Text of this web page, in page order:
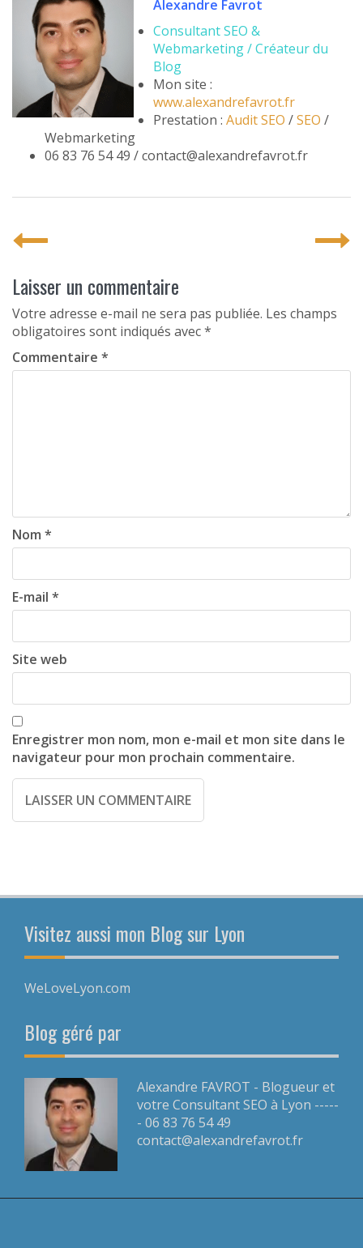
Alexandre Favrot
Consultant SEO &
Webmarketing / Créateur du
Blog
Mon site :
www.alexandrefavrot.fr
Prestation : Audit SEO /SEO /
Webmarketing
06 83 76 54 49 / contact@alexandrefavrot.fr
P
o
s
t
n
a
i
o
n
Laisser un commentaire
Votre adresse e-mail ne sera pas publiée. Les champs
obligatoires sont indiqués avec*
Commentaire *
Nom *
E-mail *
Site web
Enregistrer mon nom, mon e-mail et mon site dans le
navigateur pour mon prochain commentaire.
Visitez aussi mon Blog sur Lyon
WeLoveLyon.com
Blog géré par
Alexandre FAVROT - Blogueur et
votre Consultant SEO à Lyon -----
- 06 83 76 54 49
contact@alexandrefavrot.fr